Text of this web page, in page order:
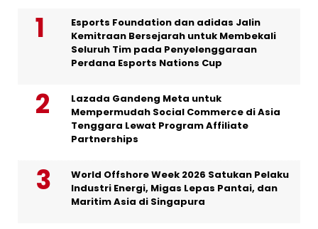
Esports Foundation dan adidas Jalin
Kemitraan Bersejarah untuk Membekali
Seluruh Tim pada Penyelenggaraan
Perdana Esports Nations Cup
Lazada Gandeng Meta untuk
Mempermudah Social Commerce di Asia
Tenggara Lewat Program Affiliate
Partnerships
World Offshore Week 2026 Satukan Pelaku
Industri Energi, Migas Lepas Pantai, dan
Maritim Asia di Singapura